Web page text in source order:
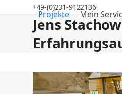
+49-(0)231-9122136
Jens
Projekte Mein